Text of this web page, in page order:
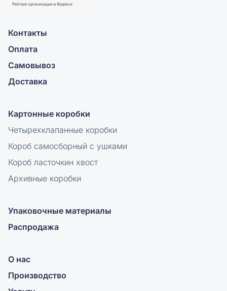
Контакты
Оплата
Самовывоз
Доставка
Картонные коробки
Четырехклапанные коробки
Короб самосборный с ушками
Короб ласточкин хвост
Архивные коробки
Упаковочные материалы
Распродажа
О нас
Производство